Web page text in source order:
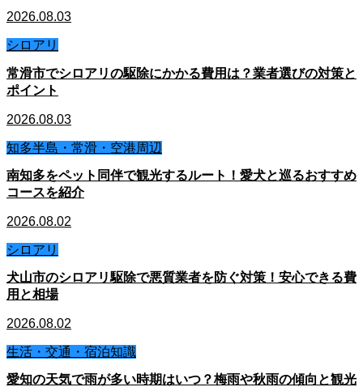
2026.08.03
シロアリ
常滑市でシロアリの駆除にかかる費用は？業者選びの対策と
ポイント
2026.08.03
知多半島・常滑・空港周辺
南知多をペット同伴で観光するルート！愛犬と巡るおすすめ
コースを紹介
2026.08.02
シロアリ
犬山市のシロアリ駆除で悪質業者を防ぐ対策！安心できる費
用と相場
2026.08.02
生活・交通・宿泊知識
愛知の天気で雨が多い時期はいつ？梅雨や秋雨の傾向と観光